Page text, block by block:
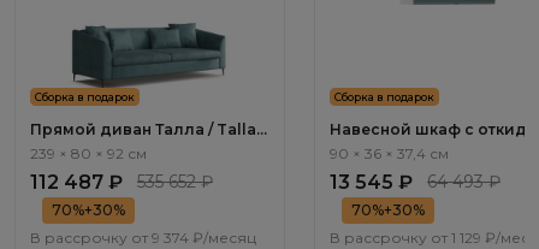
Сборка в подарок
Прямой диван Талла / Talla
ММ100.1 с механизмом Пума
239 × 80 × 92 см
112 487 ₽ 535 652 ₽
70%+30%
В рассрочку от 9 374 ₽/месяц
Сборка в подарок
Навесной шкаф с
дверью Турин / Turin
90 × 36 × 37,4 см
13 545 ₽ 64 493 ₽
70%+30%
В рассрочку от 1 129 ₽/